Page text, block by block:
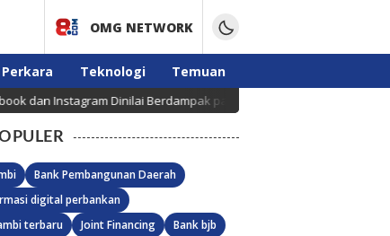
OMG NETWORK
Perkara Teknologi Temuan
Dinilai Berdampak pada Kesehatan Mental Anak
Bank Pembangunan Daerah
digital perbankan
terbaru
Joint Financing
Bank bjb